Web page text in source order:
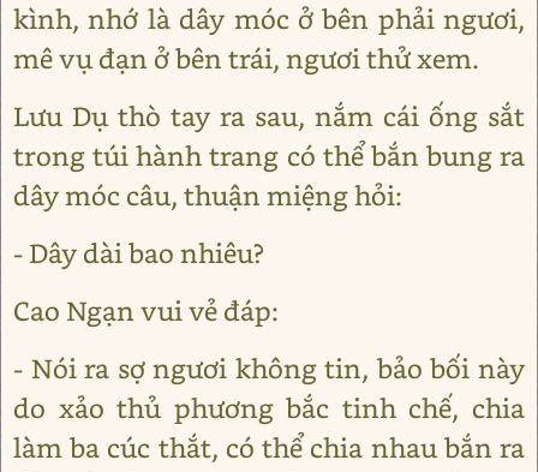
kình, nhớ là dây móc ở bên phải ngươi,
mê vụ đạn ở bên trái, ngươi thử xem.
Lưu Dụ thò tay ra sau, nắm cái ống sắt
trong túi hành trang có thể bắn bung ra
dây móc câu, thuận miệng hỏi:
- Dây dài bao nhiêu?
Cao Ngạn vui vẻ đáp:
- Nói ra sợ ngươi không tin, bảo bối này
do xảo thủ phương bắc tinh chế, chia
làm ba cúc thắt, có thể chia nhau bắn ra